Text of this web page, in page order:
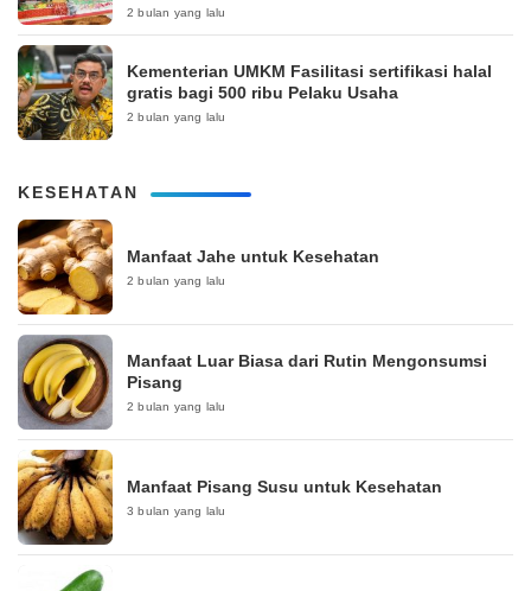
2 bulan yang lalu
Kementerian UMKM Fasilitasi sertifikasi halal
gratis bagi 500 ribu Pelaku Usaha
2 bulan yang lalu
KESEHATAN
Manfaat Jahe untuk Kesehatan
2 bulan yang lalu
Manfaat Luar Biasa dari Rutin Mengonsumsi
Pisang
2 bulan yang lalu
Manfaat Pisang Susu untuk Kesehatan
3 bulan yang lalu